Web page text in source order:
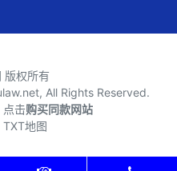
版权所有
All Rights Reserved.
点击购买同款网站
TXT地图